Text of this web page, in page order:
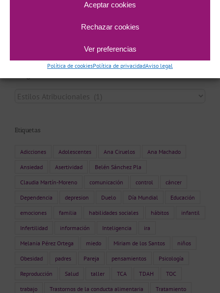
Aceptar cookies
Rechazar cookies
Ver preferencias
Política de cookiesPolítica de privacidadAviso legal
Categorías
Etiquetas
Adicciones Adolescentes Ana Ciruelos Ana Machado
Ansiedad Asertividad Belén Sánchez Pla
Claudia Martín-Moreno comunicación control cáncer
Dependencia depresion Duelo Día Mundial Educación
emociones familia habilidades sociales hábitos infantil
Infertilidad información Inteligencia ira
Melania Pérez Ortega miedo Miriam de los Santos niños
Obesidad padres Pareja pensamientos Psicología
Reproducción Salud taller TCA TDAH TOC
trabajo Trastornos de la conducta alimentaria Tratamiento